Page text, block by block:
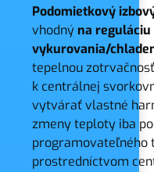
Podomietkový
vhodný na
vykurovania/
tepelnou
k centrálnej
vytvárať vlastné
zmeny teploty iba
programovateľného
prostredníctvom